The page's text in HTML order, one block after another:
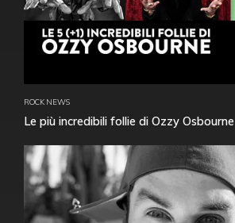
ROCK NEWS
Le più incredibili follie di Ozzy Osbourne